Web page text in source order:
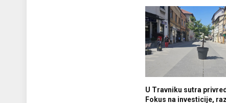
U Travniku sutra
Fokus na investicije,